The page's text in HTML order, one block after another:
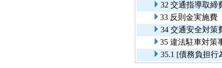
32 交通指導取締
33 反則金実施費
34 交通安全対策
35 違法駐車対策
35.1 [債務負担